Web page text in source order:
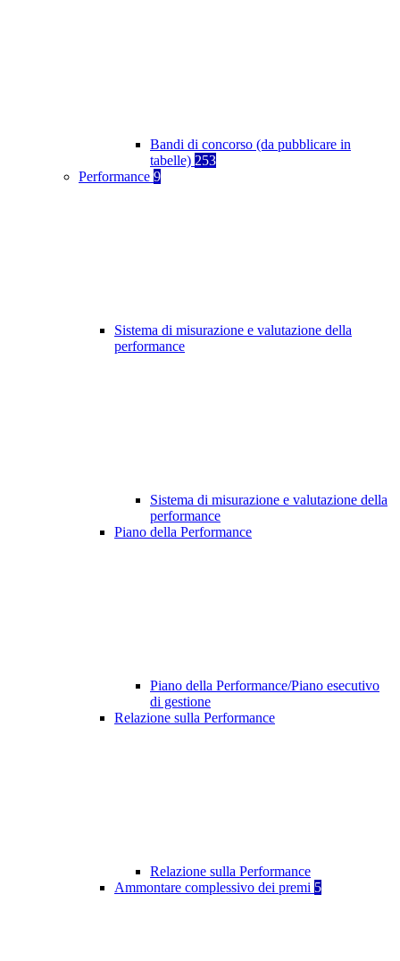
Bandi di concorso (da pubblicare in
tabelle) 253
Performance 9
Sistema di misurazione e valutazione della
performance
Sistema di misurazione e valutazione della
performance
Piano della Performance
Piano della Performance/Piano esecutivo
di gestione
Relazione sulla Performance
Relazione sulla Performance
Ammontare complessivo dei premi 5